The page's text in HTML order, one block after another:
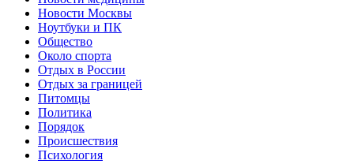
Новости Москвы
Ноутбуки и ПК
Общество
Около спорта
Отдых в России
Отдых за границей
Питомцы
Политика
Порядок
Происшествия
Психология